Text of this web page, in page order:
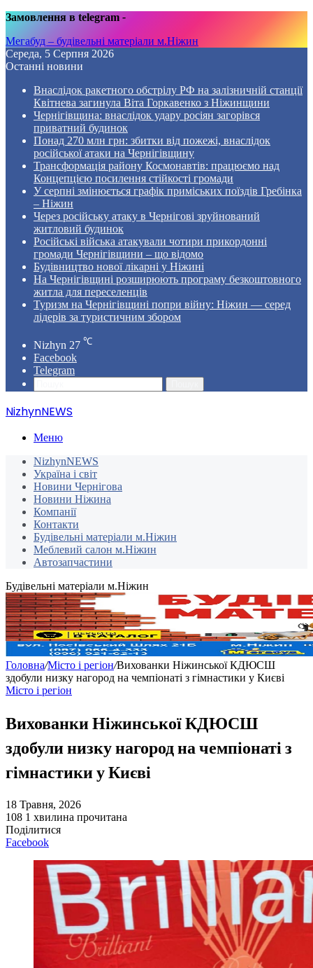
Замовлення в telegram -
Мегабуд – будівельні матеріали м.Ніжин
Середа, 5 Серпня 2026
Останні новини
Внаслідок ракетного обстрілу РФ на залізничній станції
Квітнева загинула Віта Горкавенко з Ніжинщини
Чернігівщина: внаслідок удару росіян загорівся
приватний будинок
Понад 270 млн грн: збитки від пожежі, внаслідок
російської атаки на Чернігівщину
Трансформація району Космонавтів: працюємо над
Концепцією посилення стійкості громади
У серпні змінюється графік приміських поїздів Гребінка
– Ніжин
Через російську атаку в Чернігові зруйнований
житловий будинок
Російські війська атакували чотири прикордонні
громади Чернігівщини – що відомо
Будівництво нової лікарні у Ніжині
На Чернігівщині розширюють програму безкоштовного
житла для переселенців
Туризм на Чернігівщині попри війну: Ніжин — серед
лідерів за туристичним збором
Nizhyn 27 ℃
Facebook
Telegram
NizhynNEWS
Меню
NizhynNEWS
Україна і світ
Новини Чернігова
Новини Ніжина
Компанії
Контакти
Будівельні матеріали м.Ніжин
Меблевий салон м.Ніжин
Автозапчастини
Будівельні матеріали м.Ніжин
Головна/Місто і регіон/Вихованки Ніжинської КДЮСШ
здобули низку нагород на чемпіонаті з гімнастики у Києві
Місто і регіон
Вихованки Ніжинської КДЮСШ
здобули низку нагород на чемпіонаті з
гімнастики у Києві
18 Травня, 2026
108 1 хвилина прочитана
Поділитися
Facebook